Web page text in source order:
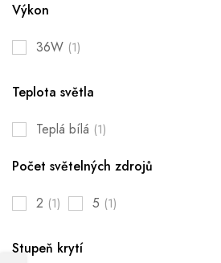
Výkon
36W (1)
Teplota světla
Teplá bílá (1)
Počet světelných zdrojů
2 (1) 5 (1)
Stupeň krytí